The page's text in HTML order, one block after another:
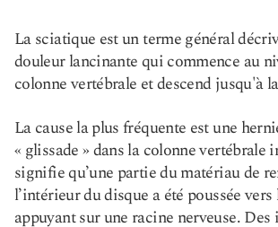
La sciatique est un terme général
douleur lancinante qui commence au
colonne vertébrale et descend jusqu'à
La cause la plus fréquente est une
« glissade » dans la colonne vertébrale
signifie qu’une partie du matériau de
l’intérieur du disque a été poussée vers
appuyant sur une racine nerveuse.